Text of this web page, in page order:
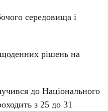
середовища і
рішень на
доНаціонального
з25 до 31